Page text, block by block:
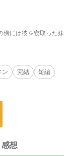
傍には彼を寝取った妹
ン 完結
短編
感想